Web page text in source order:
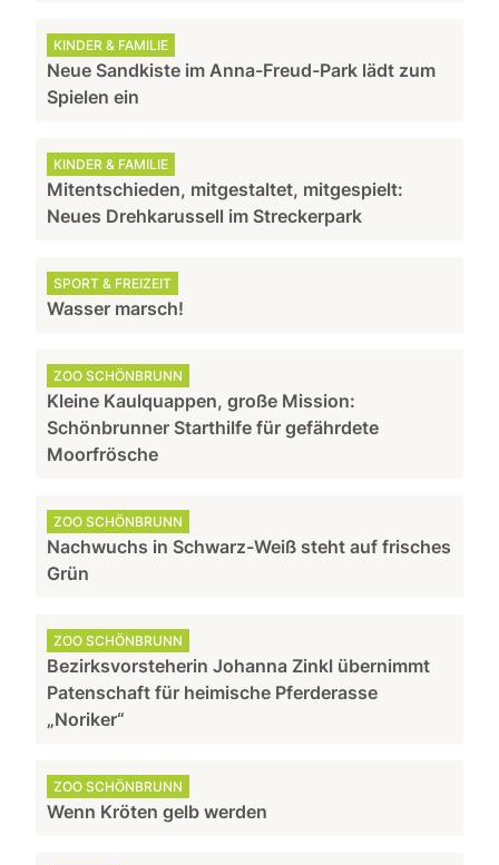
KINDER & FAMILIE
Neue Sandkiste im Anna-Freud-Park lädt zum
Spielen ein
KINDER & FAMILIE
Mitentschieden, mitgestaltet, mitgespielt:
Neues Drehkarussell im Streckerpark
SPORT & FREIZEIT
Wasser marsch!
ZOO SCHÖNBRUNN
Kleine Kaulquappen, große Mission:
Schönbrunner Starthilfe für gefährdete
Moorfrösche
ZOO SCHÖNBRUNN
Nachwuchs in Schwarz-Weiß steht auf frisches
Grün
ZOO SCHÖNBRUNN
Bezirksvorsteherin Johanna Zinkl übernimmt
Patenschaft für heimische Pferderasse
„Noriker“
ZOO SCHÖNBRUNN
Wenn Kröten gelb werden